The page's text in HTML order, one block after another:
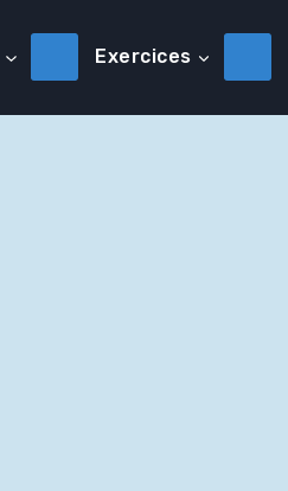
Exercices